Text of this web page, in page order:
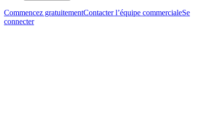
Commencez gratuitementContacter l’équipe commercialeSe
connecter